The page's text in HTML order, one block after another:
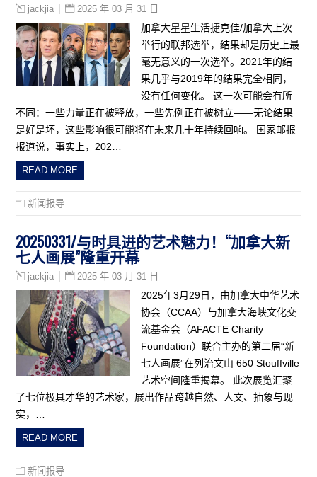
jackjia 2025 年 03 月 31 日
加拿大星星生活捷克佳/加拿大上次
举行的联邦选举，结果却是历史上最
毫无意义的一次选举。2021年的结
果几乎与2019年的结果完全相同，
没有任何变化。 这一次可能会有所
不同：一些力量正在被释放，一些先例正在被树立——无论结果
是好是坏，这些影响很可能将在未来几十年持续回响。 国家邮报
报道说，事实上，202…
READ MORE
新闻报导
20250331/与时具进的艺术魅力！“加拿大新
七人画展”隆重开幕
jackjia 2025 年 03 月 31 日
2025年3月29日，由加拿大中华艺术
协会（CCAA）与加拿大海峡文化交
流基金会（AFACTE Charity
Foundation）联合主办的第二届“新
七人画展”在列治文山 650 Stouffville
艺术空间隆重揭幕。 此次展览汇聚
了七位极具才华的艺术家，展出作品跨越自然、人文、抽象与现
实，…
READ MORE
新闻报导